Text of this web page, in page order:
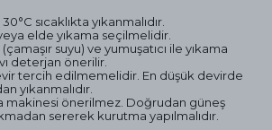
sıcaklıkta yıkanmalıdır.
elde yıkama seçilmelidir.
suyu) ve yumuşatıcı ile yıkama
deterjan önerilir.
tercih edilmemelidir. En düşük devirde
yıkanmalıdır.
makinesi önerilmez. Doğrudan güneş
sererek kurutma yapılmalıdır.